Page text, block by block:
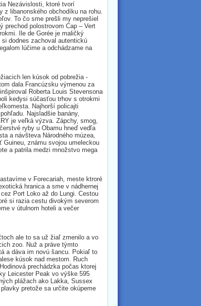
Nezávislosti, ktoré tvorí
z libanonského obchodíku na rohu.
To čo sme prešli my neprešiel
prechod polostrovom Cap – Vert
Ile de Gorée je maličký
dodnes zachoval autentickú
lúčime a odchádzame na
len kúsok od pobrežia -
dala Francúzsku výmenou za
Roberta Louis Stevensona
kedysi súčasťou trhov s otrokmi
Najhorší policajti
Najsladšie banány,
je veľká výzva. Zápchy, smog,
ryby u Obamu hneď vedľa
a návšteva Národného múzea,
známu svojou umeleckou
a patrila medzi množstvo mega
v Forecariah, meste ktroré
hranica a sme v nádhernej
Port Loko až do Lungi. Cestou
si razia cestu divokým severom
v útulnom hoteli a večer
ale to sa už žiaľ zmenilo a vo
zoo. Nuž a práve týmto
a dáva im novú šancu. Pokiaľ to
kúsok nad mestom. Ruch
prechádzka počas ktorej
Leicester Peak vo výške 595
plážach ako Lakka, Sussex
pretože sa určite okúpeme